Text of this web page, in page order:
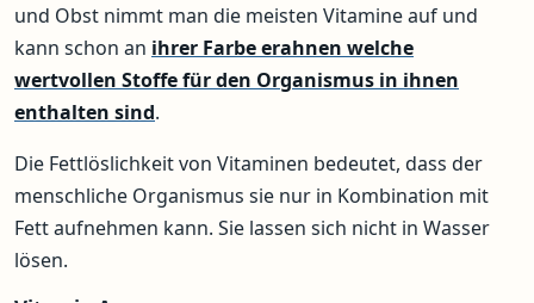
und Obst nimmt man die meisten Vitamine auf und
kann schon an ihrer Farbe erahnen welche
wertvollen Stoffe für den Organismus in ihnen
enthalten sind.
Die Fettlöslichkeit von Vitaminen bedeutet, dass der
menschliche Organismus sie nur in Kombination mit
Fett aufnehmen kann. Sie lassen sich nicht in Wasser
lösen.